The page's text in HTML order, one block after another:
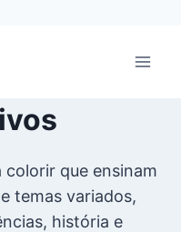
colorir que ensinam
temas variados,
história e